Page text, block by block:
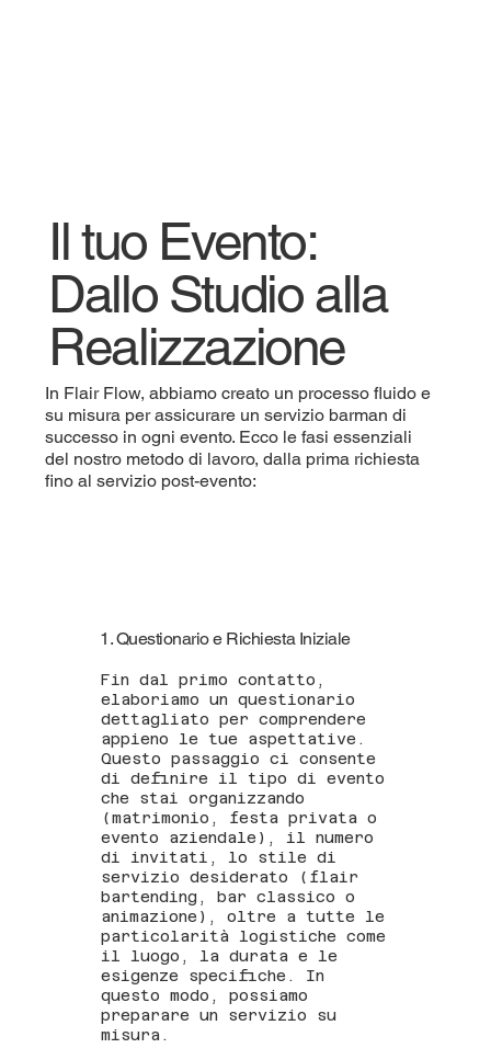
Il tuo Evento:
Dallo Studio alla
Realizzazione
In Flair Flow, abbiamo creato un processo fluido e
su misura per assicurare un servizio barman di
successo in ogni evento. Ecco le fasi essenziali
del nostro metodo di lavoro, dalla prima richiesta
fino al servizio post-evento:
1. Questionario e Richiesta Iniziale
Fin dal primo contatto,
elaboriamo un questionario
dettagliato per comprendere
appieno le tue aspettative.
Questo passaggio ci consente
di definire il tipo di evento
che stai organizzando
(matrimonio, festa privata o
evento aziendale), il numero
di invitati, lo stile di
servizio desiderato (flair
bartending, bar classico o
animazione), oltre a tutte le
particolarità logistiche come
il luogo, la durata e le
esigenze specifiche. In
questo modo, possiamo
preparare un servizio su
misura.